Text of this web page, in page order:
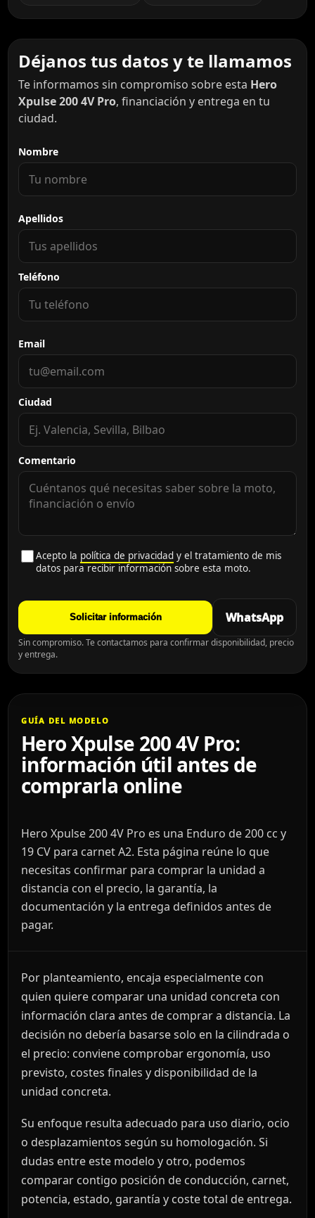
Déjanos tus datos y te llamamos
Te informamos sin compromiso sobre esta Hero
Xpulse 200 4V Pro, financiación y entrega en tu
ciudad.
Nombre
Apellidos
Teléfono
Email
Ciudad
Comentario
Acepto la política de privacidad y el tratamiento de mis
datos para recibir información sobre esta moto.
Solicitar información WhatsApp
Sin compromiso. Te contactamos para confirmar disponibilidad, precio
y entrega.
GUÍA DEL MODELO
Hero Xpulse 200 4V Pro:
información útil antes de
comprarla online
Hero Xpulse 200 4V Pro es una Enduro de 200 cc y
19 CV para carnet A2. Esta página reúne lo que
necesitas confirmar para comprar la unidad a
distancia con el precio, la garantía, la
documentación y la entrega definidos antes de
pagar.
Por planteamiento, encaja especialmente con
quien quiere comparar una unidad concreta con
información clara antes de comprar a distancia. La
decisión no debería basarse solo en la cilindrada o
el precio: conviene comprobar ergonomía, uso
previsto, costes finales y disponibilidad de la
unidad concreta.
Su enfoque resulta adecuado para uso diario, ocio
o desplazamientos según su homologación. Si
dudas entre este modelo y otro, podemos
comparar contigo posición de conducción, carnet,
potencia, estado, garantía y coste total de entrega.